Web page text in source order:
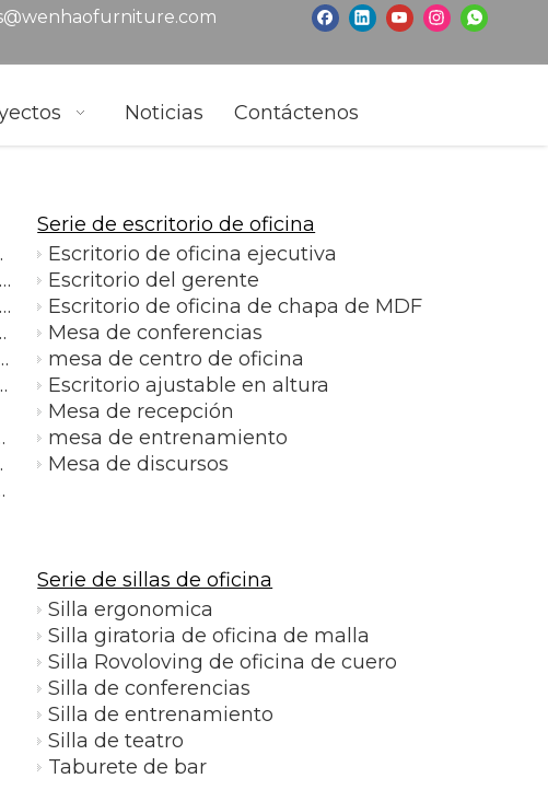
Noticias Contáctenos
de cuero PU
Sillas giratorias ergonómicas de la malla de la silla de la oficina ejecutiva del respaldo de la altura de Foshan para la oficina con los apoyabrazos 3D
Silla de oficina de cuero giratoria moderna, sillas de escritorio tapizadas elegantes grises, muebles de oficina profesionales
profesionales giratorias blancas y grises
y sillas giratorias con respaldo alto
de oficina ejecutiva con las ruedas
con brazos, muebles
y ordenador
respaldo alto y reposapiés
Serie de escritorio de oficina
Escritorio de oficina ejecutiva
Escritorio del gerente
Escritorio de oficina de chapa de MDF
Mesa de conferencias
mesa de centro de oficina
Escritorio ajustable en altura
Mesa de recepción
mesa de entrenamiento
Mesa de discursos
Serie de sillas de oficina
Silla ergonomica
Silla giratoria de oficina de malla
Silla Rovoloving de oficina de cuero
Silla de conferencias
Silla de entrenamiento
Silla de teatro
Taburete de bar